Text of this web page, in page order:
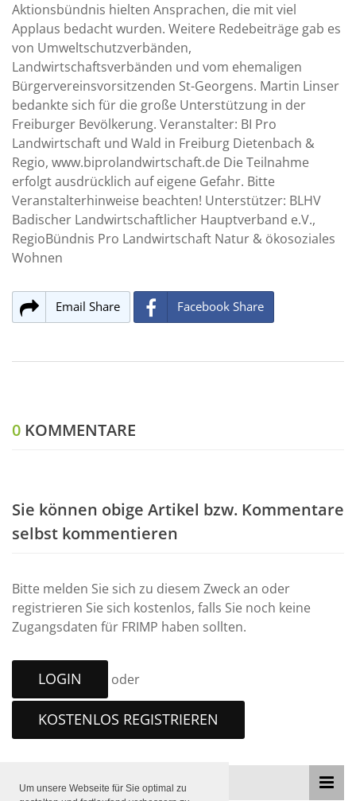
Um unsere Webseite für Sie optimal zu
Aktionsbündnis hielten Ansprachen, die mit viel
Applaus bedacht wurden. Weitere Redebeiträge gab es
von Umweltschutzverbänden,
Landwirtschaftsverbänden und vom ehemaligen
Bürgervereinsvorsitzenden St-Georgens. Martin Linser
bedankte sich für die große Unterstützung in der
Freiburger Bevölkerung. Veranstalter: BI Pro
Landwirtschaft und Wald in Freiburg Dietenbach &
Regio, www.biprolandwirtschaft.de Die Teilnahme
erfolgt ausdrücklich auf eigene Gefahr. Bitte
Veranstalterhinweise beachten! Unterstützer: BLHV
Badischer Landwirtschaftlicher Hauptverband e.V.,
RegioBündnis Pro Landwirtschaft Natur & ökosoziales
Wohnen
Email Share Facebook Share
0 KOMMENTARE
Sie können obige Artikel bzw. Kommentare
selbst kommentieren
Bitte melden Sie sich zu diesem Zweck an oder
registrieren Sie sich kostenlos, falls Sie noch keine
Zugangsdaten für FRIMP haben sollten.
LOGIN oder
KOSTENLOS REGISTRIEREN
THEMEN